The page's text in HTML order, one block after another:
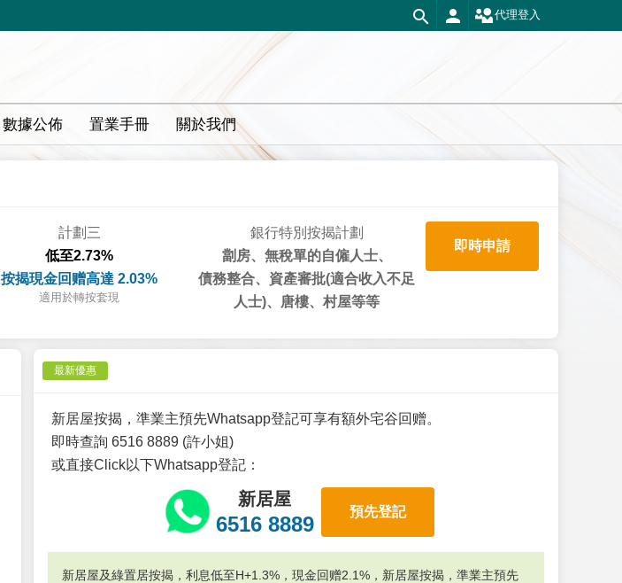
代理登入
數據公佈 置業手冊 關於我們
計劃三
低至2.73%
按揭現金回赠高達 2.03%
適用於轉按套現
銀行特別按揭計劃
劏房、無稅單的自僱人士、
債務整合、資產審批(適合收入不足
人士)、唐樓、村屋等等
即時申請
最新優惠
新居屋按揭，準業主預先Whatsapp登記可享有額外宅谷回赠。
即時查詢 6516 8889 (許小姐)
或直接Click以下Whatsapp登記：
新居屋
6516 8889
預先登記
新居屋及綠置居按揭，利息低至H+1.3%，現金回赠2.1%，新居屋按揭，準業主預先